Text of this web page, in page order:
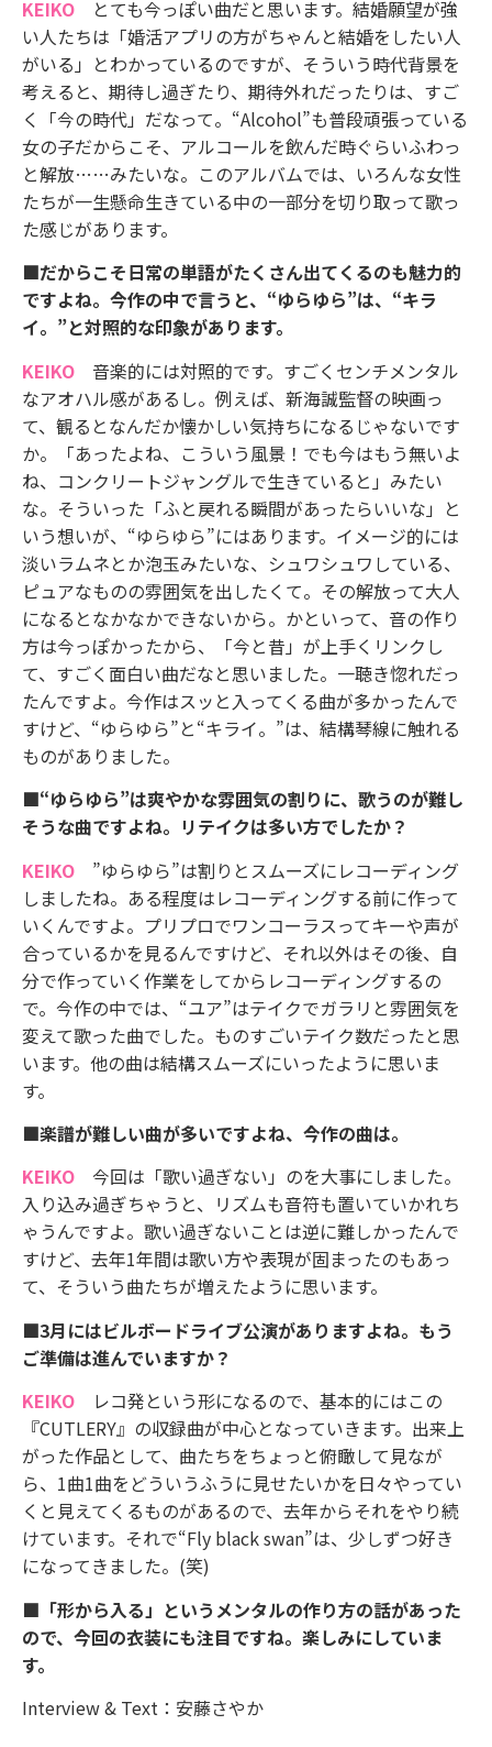
KEIKO とても今っぽい曲だと思います。結婚願望が強
い人たちは「婚活アプリの方がちゃんと結婚をしたい人
がいる」とわかっているのですが、そういう時代背景を
考えると、期待し過ぎたり、期待外れだったりは、すご
く「今の時代」だなって。“Alcohol”も普段頑張っている
女の子だからこそ、アルコールを飲んだ時ぐらいふわっ
と解放……みたいな。このアルバムでは、いろんな女性
たちが一生懸命生きている中の一部分を切り取って歌っ
た感じがあります。
■だからこそ日常の単語がたくさん出てくるのも魅力的
ですよね。今作の中で言うと、“ゆらゆら”は、“キラ
イ。”と対照的な印象があります。
KEIKO 音楽的には対照的です。すごくセンチメンタル
なアオハル感があるし。例えば、新海誠監督の映画っ
て、観るとなんだか懐かしい気持ちになるじゃないです
か。「あったよね、こういう風景！でも今はもう無いよ
ね、コンクリートジャングルで生きていると」みたい
な。そういった「ふと戻れる瞬間があったらいいな」と
いう想いが、“ゆらゆら”にはあります。イメージ的には
淡いラムネとか泡玉みたいな、シュワシュワしている、
ピュアなものの雰囲気を出したくて。その解放って大人
になるとなかなかできないから。かといって、音の作り
方は今っぽかったから、「今と昔」が上手くリンクし
て、すごく面白い曲だなと思いました。一聴き惚れだっ
たんですよ。今作はスッと入ってくる曲が多かったんで
すけど、“ゆらゆら”と“キライ。”は、結構琴線に触れる
ものがありました。
■“ゆらゆら”は爽やかな雰囲気の割りに、歌うのが難し
そうな曲ですよね。リテイクは多い方でしたか？
KEIKO ”ゆらゆら”は割りとスムーズにレコーディング
しましたね。ある程度はレコーディングする前に作って
いくんですよ。プリプロでワンコーラスってキーや声が
合っているかを見るんですけど、それ以外はその後、自
分で作っていく作業をしてからレコーディングするの
で。今作の中では、“ユア”はテイクでガラリと雰囲気を
変えて歌った曲でした。ものすごいテイク数だったと思
います。他の曲は結構スムーズにいったように思いま
す。
■楽譜が難しい曲が多いですよね、今作の曲は。
KEIKO 今回は「歌い過ぎない」のを大事にしました。
入り込み過ぎちゃうと、リズムも音符も置いていかれち
ゃうんですよ。歌い過ぎないことは逆に難しかったんで
すけど、去年1年間は歌い方や表現が固まったのもあっ
て、そういう曲たちが増えたように思います。
■3月にはビルボードライブ公演がありますよね。もう
ご準備は進んでいますか？
KEIKO レコ発という形になるので、基本的にはこの
『CUTLERY』の収録曲が中心となっていきます。出来上
がった作品として、曲たちをちょっと俯瞰して見なが
ら、1曲1曲をどういうふうに見せたいかを日々やってい
くと見えてくるものがあるので、去年からそれをやり続
けています。それで“Fly black swan”は、少しずつ好き
になってきました。(笑)
■「形から入る」というメンタルの作り方の話があった
ので、今回の衣装にも注目ですね。楽しみにしていま
す。
Interview & Text：安藤さやか